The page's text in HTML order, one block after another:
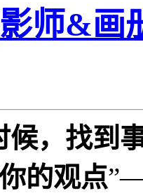
影师&
候，找到
的观点